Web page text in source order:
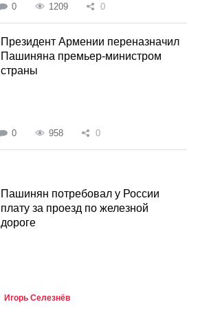
0 1209 0
Президент Армении переназначил
Пашиняна премьер-министром
страны
0 958 0
Пашинян потребовал у России
плату за проезд по железной
дороге
Игорь Селезнёв